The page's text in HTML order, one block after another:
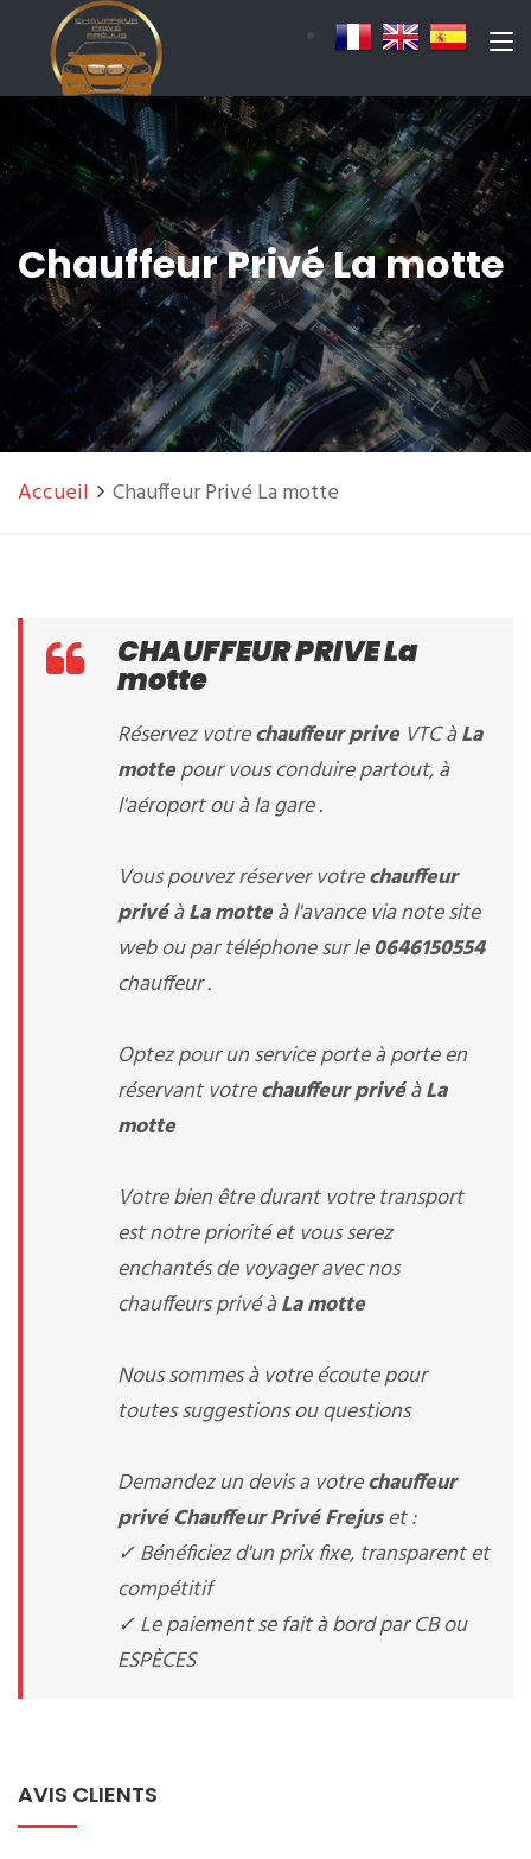
Chauffeur Privé La motte
Accueil Chauffeur Privé La motte
CHAUFFEUR PRIVE La
motte
Réservez votrechauffeur priveVTC àLa
mottepour vous conduire partout, à
l'aéroport ou à la gare .
Vous pouvez réserver votrechauffeur
privéàLa motteà l'avance via note site
web ou par téléphone sur le0646150554
chauffeur .
Optez pour un service porte à porte en
réservant votrechauffeur privéàLa
motte
Votre bien être durant votre transport
est notre priorité et vous serez
enchantés de voyager avec nos
chauffeurs privé àLa motte
Nous sommes à votre écoute pour
toutes suggestions ou questions
Demandez un devis a votrechauffeur
privé Chauffeur Privé Frejuset :
✓ Bénéficiez d'un prix fixe, transparent et
compétitif
✓ Le paiement se fait à bord par CB ou
ESPÈCES
AVIS CLIENTS